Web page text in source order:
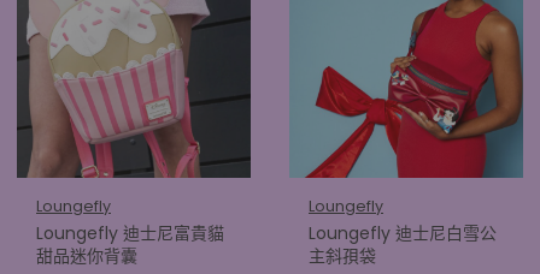
Loungefly
Loungefly 迪士尼富貴貓
甜品迷你背囊
Loungefly
Loungefly 迪士尼白雪公
主斜孭袋